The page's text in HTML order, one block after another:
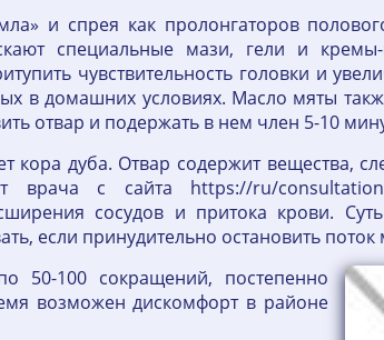
и спрея как пролонгаторов
специальные мази, гели и
чувствительность головки и
в домашних условиях. Масло мяты
отвар и подержать в нем член 5-10
кора дуба. Отвар содержит вещества,
врача с сайта https://ru/
сосудов и притока крови.
если принудительно остановить поток
50-100 сокращений, постепенно
возможен дискомфорт в районе